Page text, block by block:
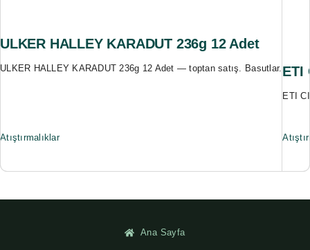
ULKER HALLEY KARADUT 236g 12 Adet
ULKER HALLEY KARADUT 236g 12 Adet — toptan satış. Basutlar.
Atıştırmalıklar
ETI
ETI
Ana Sayfa